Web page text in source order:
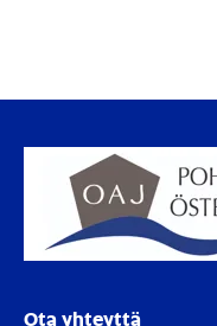
Ota yhteyttä